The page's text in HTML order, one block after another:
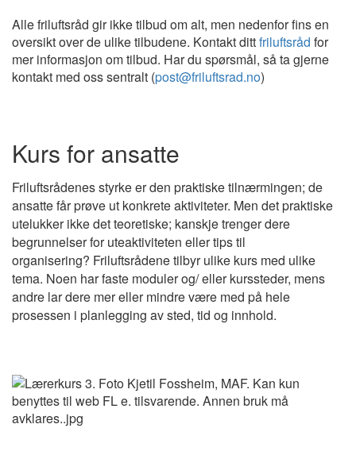
Alle friluftsråd gir ikke tilbud om alt, men nedenfor fins en
oversikt over de ulike tilbudene. Kontakt dittfriluftsråd for
mer informasjon om tilbud. Har du spørsmål, så ta gjerne
kontakt med oss sentralt (post@friluftsrad.no)
Kurs for ansatte
Friluftsrådenes styrke er den praktiske tilnærmingen; de
ansatte får prøve ut konkrete aktiviteter. Men det praktiske
utelukker ikke det teoretiske; kanskje trenger dere
begrunnelser for uteaktiviteten eller tips til
organisering? Friluftsrådene tilbyr ulike kurs med ulike
tema. Noen har faste moduler og/ eller kurssteder, mens
andre lar dere mer eller mindre være med på hele
prosessen i planlegging av sted, tid og innhold.